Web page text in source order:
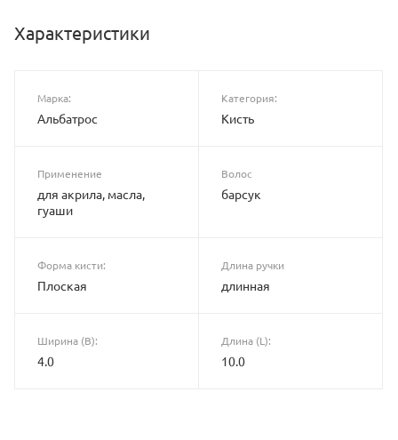
Характеристики
Марка:
Альбатрос
Категория:
Кисть
Применение
для акрила, масла,
гуаши
Волос
барсук
Форма кисти:
Плоская
Длина ручки
длинная
Ширина (B):
4.0
Длина (L):
10.0